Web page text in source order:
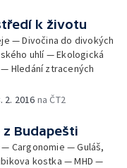
k životu
— Divočina do divokých
uhlí — Ekologická
Hledání ztracených
2. 2016 na ČT2
Budapešti
Cargonomie — Guláš,
kostka — MHD —